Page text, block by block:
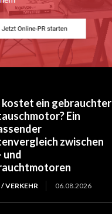
kostet ein gebrauchter
Ein
zwischen
und
VERKEHR 06.08.2026